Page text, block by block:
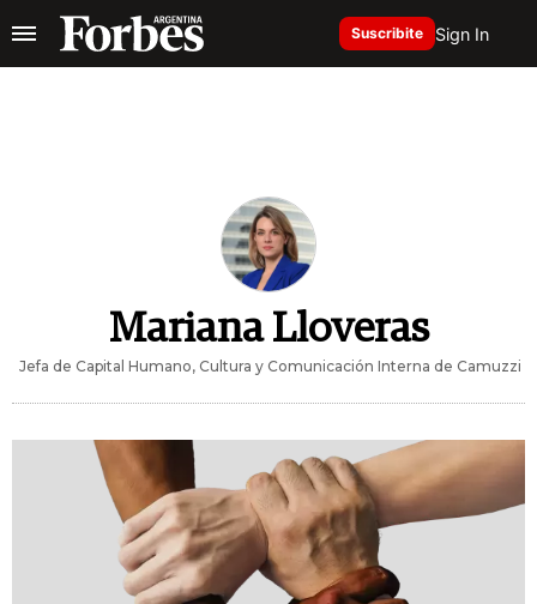
Suscribite Sign In
Mariana Lloveras
Jefa de Capital Humano, Cultura y Comunicación Interna de Camuzzi